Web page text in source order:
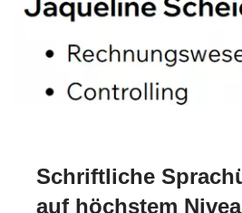
Schriftliche
auf höchstem